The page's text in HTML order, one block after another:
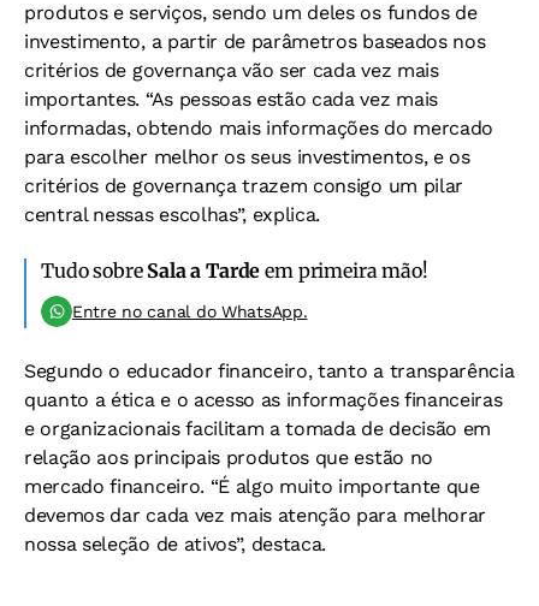
produtos e serviços, sendo um deles os fundos de
investimento, a partir de parâmetros baseados nos
critérios de governança vão ser cada vez mais
importantes. “As pessoas estão cada vez mais
informadas, obtendo mais informações do mercado
para escolher melhor os seus investimentos, e os
critérios de governança trazem consigo um pilar
central nessas escolhas”, explica.
Tudo sobre Sala a Tarde em primeira mão!
Entre no canal do WhatsApp.
Segundo o educador financeiro, tanto a transparência
quanto a ética e o acesso as informações financeiras
e organizacionais facilitam a tomada de decisão em
relação aos principais produtos que estão no
mercado financeiro. “É algo muito importante que
devemos dar cada vez mais atenção para melhorar
nossa seleção de ativos”, destaca.